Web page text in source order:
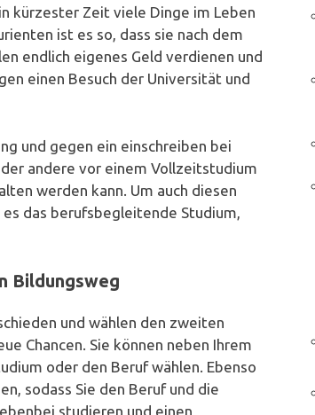
kürzester Zeit viele Dinge im Leben
ist es so, dass sie nach dem
endlich eigenes Geld verdienen und
einen Besuch der Universität und
und gegen ein einschreiben bei
andere vor einem Vollzeitstudium
werden kann. Um auch diesen
das berufsbegleitende Studium,
Bildungsweg
und wählen den zweiten
Chancen. Sie können neben Ihrem
oder den Beruf wählen. Ebenso
sodass Sie den Beruf und die
studieren und einen